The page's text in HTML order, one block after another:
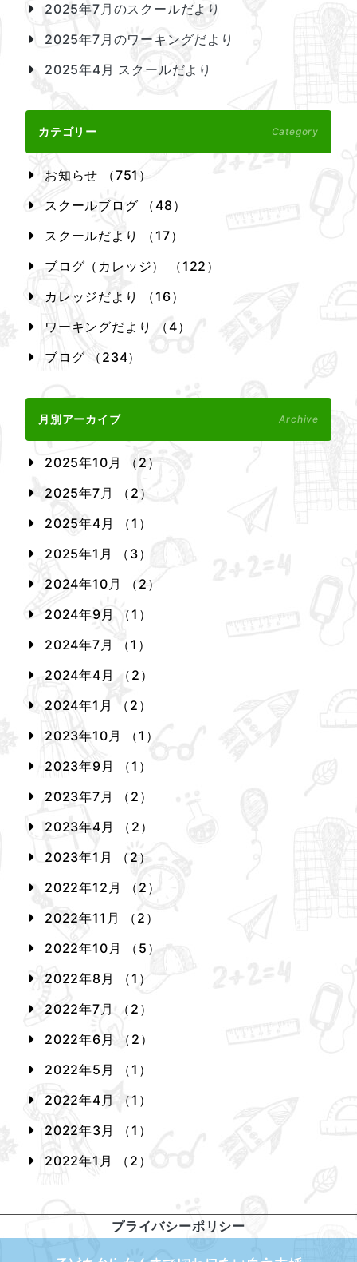
2025年7月のスクールだより
2025年7月のワーキングだより
2025年4月 スクールだより
カテゴリー Category
お知らせ （751）
スクールブログ （48）
スクールだより （17）
ブログ（カレッジ） （122）
カレッジだより （16）
ワーキングだより （4）
ブログ （234）
月別アーカイブ Archive
2025年10月 （2）
2025年7月 （2）
2025年4月 （1）
2025年1月 （3）
2024年10月 （2）
2024年9月 （1）
2024年7月 （1）
2024年4月 （2）
2024年1月 （2）
2023年10月 （1）
2023年9月 （1）
2023年7月 （2）
2023年4月 （2）
2023年1月 （2）
2022年12月 （2）
2022年11月 （2）
2022年10月 （5）
2022年8月 （1）
2022年7月 （2）
2022年6月 （2）
2022年5月 （1）
2022年4月 （1）
2022年3月 （1）
2022年1月 （2）
プライバシーポリシー